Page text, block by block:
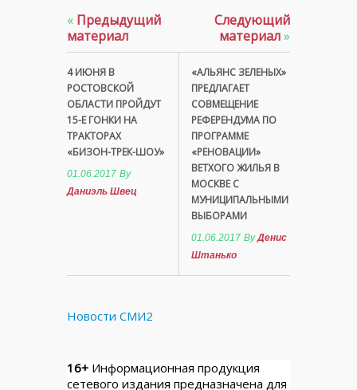
« Предыдущий
материал
4 ИЮНЯ В
РОСТОВСКОЙ
ОБЛАСТИ ПРОЙДУТ
15-Е ГОНКИ НА
ТРАКТОРАХ
«БИЗОН-ТРЕК-ШОУ»
01.06.2017 By
Даниэль Швец
Следующий
материал»
«АЛЬЯНС ЗЕЛЕНЫХ»
ПРЕДЛАГАЕТ
СОВМЕЩЕНИЕ
РЕФЕРЕНДУМА ПО
ПРОГРАММЕ
«РЕНОВАЦИИ»
ВЕТХОГО ЖИЛЬЯ В
МОСКВЕ С
МУНИЦИПАЛЬНЫМИ
ВЫБОРАМИ
01.06.2017 ByДенис
Штанько
Новости СМИ2
16+ Информационная продукция
сетевого издания предназначена для